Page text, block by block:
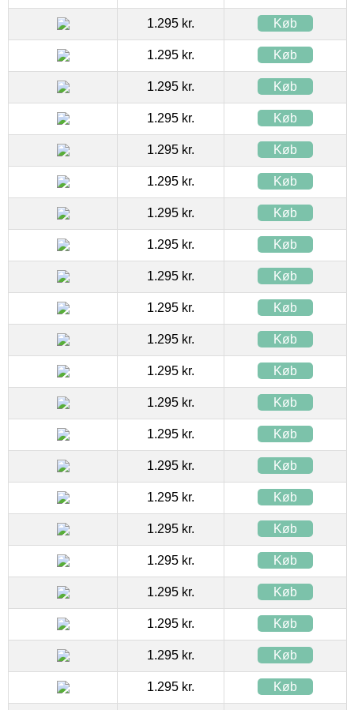
1.295 kr. Køb
1.295 kr. Køb
1.295 kr. Køb
1.295 kr. Køb
1.295 kr. Køb
1.295 kr. Køb
1.295 kr. Køb
1.295 kr. Køb
1.295 kr. Køb
1.295 kr. Køb
1.295 kr. Køb
1.295 kr. Køb
1.295 kr. Køb
1.295 kr. Køb
1.295 kr. Køb
1.295 kr. Køb
1.295 kr. Køb
1.295 kr. Køb
1.295 kr. Køb
1.295 kr. Køb
1.295 kr. Køb
1.295 kr. Køb